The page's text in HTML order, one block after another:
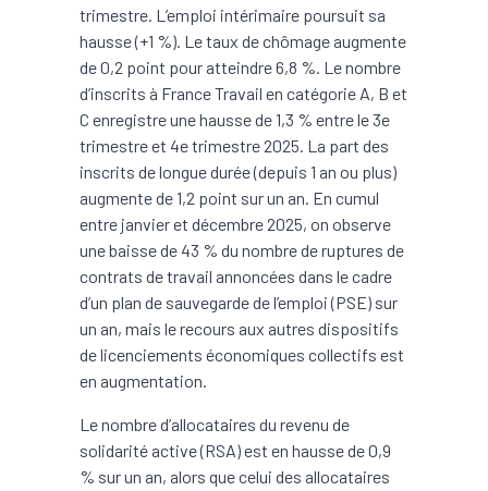
trimestre. L’emploi intérimaire poursuit sa
hausse (+1 %). Le taux de chômage augmente
de 0,2 point pour atteindre 6,8 %. Le nombre
d’inscrits à France Travail en catégorie A, B et
C enregistre une hausse de 1,3 % entre le 3e
trimestre et 4e trimestre 2025. La part des
inscrits de longue durée (depuis 1 an ou plus)
augmente de 1,2 point sur un an. En cumul
entre janvier et décembre 2025, on observe
une baisse de 43 % du nombre de ruptures de
contrats de travail annoncées dans le cadre
d’un plan de sauvegarde de l’emploi (PSE) sur
un an, mais le recours aux autres dispositifs
de licenciements économiques collectifs est
en augmentation.
Le nombre d’allocataires du revenu de
solidarité active (RSA) est en hausse de 0,9
% sur un an, alors que celui des allocataires